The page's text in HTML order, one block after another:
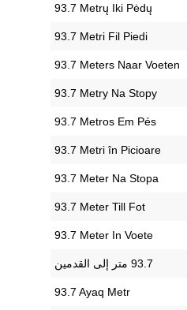
‎93.7 Metrų Iki Pėdų
‎93.7 Metri Fil Piedi
‎93.7 Meters Naar Voeten
‎93.7 Metry Na Stopy
‎93.7 Metros Em Pés
‎93.7 Metri în Picioare
‎93.7 Meter Na Stopa
‎93.7 Meter Till Fot
‎93.7 Meter In Voete
‎93.7 Ayaq Metr